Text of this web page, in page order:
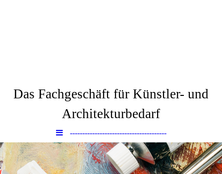
Das Fachgeschäft für Künstler- und
Architekturbedarf
---------------------------------------